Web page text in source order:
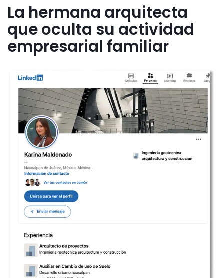
La hermana arquitecta
que oculta su actividad
empresarial familiar